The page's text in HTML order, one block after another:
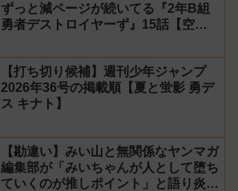
ずっと減ページが続いてる『2年B組
勇者デストロイヤーず』15話【空
【打ち切り候補】週刊少年ジャンプ
2026年36号の掲載順【夏と蛍影 勇デ
ス キナト】
【勘違い】みい山と無関係なヤンマガ
編集部が「みいちゃんが人として堕ち
ていくのが推しポイント」と語り炎上